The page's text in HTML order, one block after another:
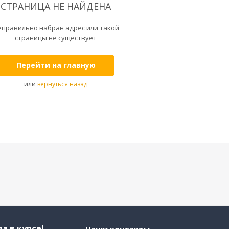
СТРАНИЦА НЕ НАЙДЕНА
набран адрес или такой
страницы не существует
Перейти на главную
или вернуться назад